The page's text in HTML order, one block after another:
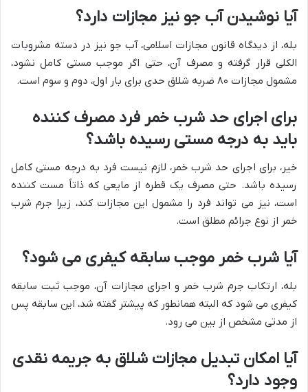
آیا نوشیدن آب جو نیز مجازات دارد؟
بله، از دیدگاه قانون مجازات اسلامی، آب جو نیز در دسته مشروبات
الکلی قرار گرفته و مصرف آن، حتی اگر موجب مستی کامل نشود،
مشمول مجازات ۸۰ ضربه شلاق حدی برای بار اول، دوم و سوم است.
برای اجرای حد شرب خمر فرد مصرف کننده
باید به درجه مستی رسیده باشد؟
خیر، برای اجرای حد شرب خمر، لازم نیست فرد به درجه مستی کامل
رسیده باشد. حتی مصرف یک قطره از مایعی که ذاتاً مست کننده
است، نیز می تواند فرد را مشمول این مجازات کند، زیرا جرم شرب
خمر از نوع جرائم مطلق است.
آیا شرب خمر موجب سابقه کیفری می شود؟
بله، ارتکاب جرم شرب خمر و اجرای مجازات آن، موجب ثبت سابقه
کیفری می شود که البته همانطور که پیشتر گفته شد، این سابقه پس
از مدتی مشخص از بین می رود.
آیا امکان تبدیل مجازات شلاق به جریمه نقدی
وجود دارد؟